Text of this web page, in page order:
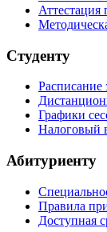
Аттестация
Студенту
Расписание
Графики
Налоговый
Абитуриенту
Правила
Доступная